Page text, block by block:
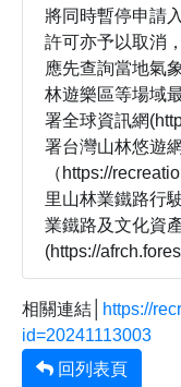
將同時暫停申請
許可亦予以取消
應先查詢當地氣
林遊樂區等場域
署全球資訊網
署台灣山林悠遊網
（https://
里山林業鐵路行
業鐵路及文化資
(https://
相關連結│
https://
id=20241113003
回列表頁